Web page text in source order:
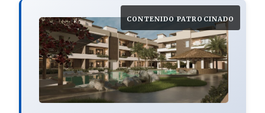
CONTENIDO PATROCINADO